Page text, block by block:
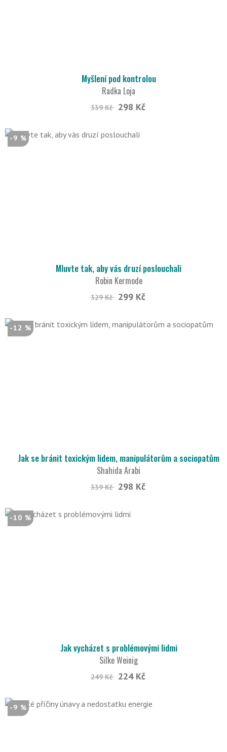
Myšlení pod kontrolou
Radka Loja
339 Kč 298 Kč
-9 %
Mluvte tak, aby vás druzí poslouchali
Robin Kermode
329 Kč 299 Kč
-12 %
Jak se bránit toxickým lidem, manipulátorům a sociopatům
Shahida Arabi
339 Kč 298 Kč
-10 %
Jak vycházet s problémovými lidmi
Silke Weinig
249 Kč 224 Kč
-9 %